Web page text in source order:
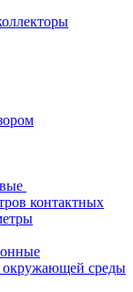
контактных
окружающей среды